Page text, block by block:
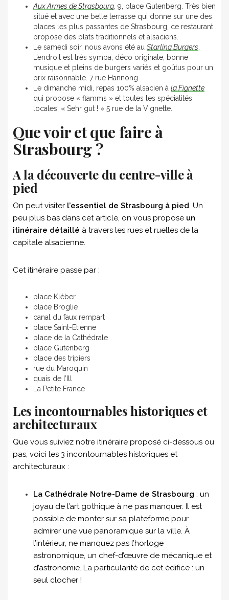
Aux Armes de Strasbourg , 9, place Gutenberg. Très bien
situé et avec une belle terrasse qui donne sur une des
places les plus passantes de Strasbourg, ce restaurant
propose des plats traditionnels et alsaciens.
Le samedi soir, nous avons été au Starling Burgers
L’endroit est très sympa, déco originale, bonne
musique et pleins de burgers variés et goûtus pour un
prix raisonnable. 7 rue Hannong
Le dimanche midi, repas 100% alsacien à la Fignette
qui propose « flamms » et toutes les spécialités
locales. « Sehr gut ! » 5 rue de la Vignette.
Que voir et que faire à
Strasbourg ?
A la découverte du centre-ville à
pied
On peut visiter l’essentiel de Strasbourg à pied . Un
peu plus bas dans cet article, on vous propose un
itinéraire détaillé à travers les rues et ruelles de la
capitale alsacienne.
Cet itinéraire passe par :
place Kléber
place Broglie
canal du faux rempart
place Saint-Etienne
place de la Cathédrale
place Gutenberg
place des tripiers
rue du Maroquin
quais de l’Ill
La Petite France
Les incontournables historiques et
architecturaux
Que vous suiviez notre itinéraire proposé ci-dessous ou
pas, voici les 3 incontournables historiques et
architecturaux :
La Cathédrale Notre-Dame de Strasbourg : un
joyau de l’art gothique à ne pas manquer. Il est
possible de monter sur sa plateforme pour
admirer une vue panoramique sur la ville. À
l’intérieur, ne manquez pas l’horloge
astronomique, un chef-d’œuvre de mécanique et
d’astronomie. La particularité de cet édifice : un
seul clocher !